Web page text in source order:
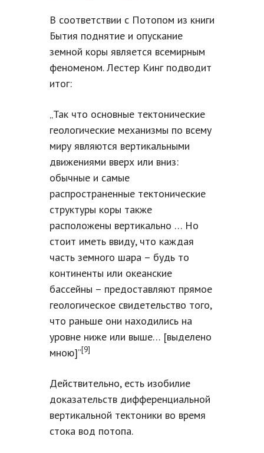
В соответствии с Потопом из книги
Бытия поднятие и опускание
земной коры является всемирным
феноменом. Лестер Кинг подводит
итог:
„Так что основные тектонические
геологические механизмы по всему
миру являются вертикальными
движениями вверх или вниз:
обычные и самые
распространенные тектонические
структуры коры также
расположены вертикально … Но
стоит иметь ввиду, что каждая
часть земного шара – будь то
континенты или океанские
бассейны – предоставляют прямое
геологическое свидетельство того,
что раньше они находились на
уровне ниже или выше… [выделено
мною]”[9]
Действительно, есть изобилие
доказательств дифференциальной
вертикальной тектоники во время
стока вод потопа.